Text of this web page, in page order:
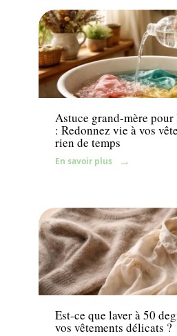
Maison
Astuce grand-mère
: Redonnez vie à vos
rien de temps
En savoir plus
Maison
Est-ce que laver à 50
vos vêtements délicats ?